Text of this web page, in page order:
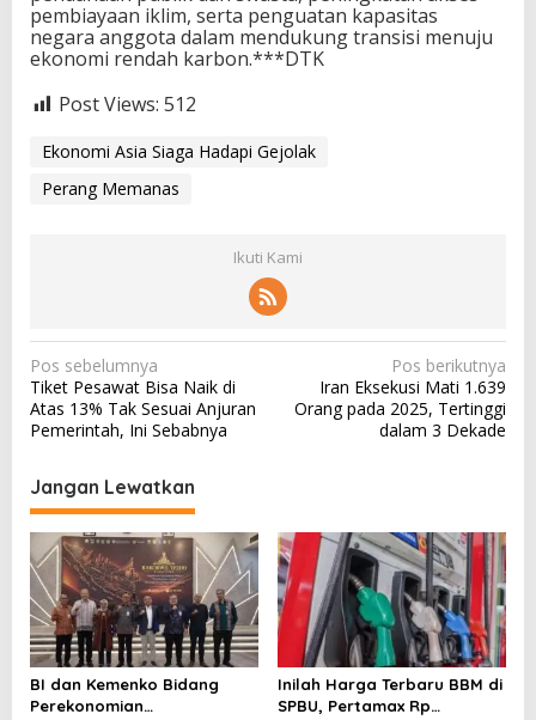
pembiayaan iklim, serta penguatan kapasitas
negara anggota dalam mendukung transisi menuju
ekonomi rendah karbon.***DTK
Post Views: 512
Ekonomi Asia Siaga Hadapi Gejolak
Perang Memanas
Ikuti Kami
N
a
v
g
a
s
i
p
o
s
Pos sebelumnya
Tiket Pesawat Bisa Naik di
Atas 13% Tak Sesuai Anjuran
Pemerintah, Ini Sebabnya
Pos berikutnya
Iran Eksekusi Mati 1.639
Orang pada 2025, Tertinggi
dalam 3 Dekade
Jangan Lewatkan
BI dan Kemenko Bidang
Perekonomian
Inilah Harga Terbaru BBM di
SPBU, Pertamax Rp